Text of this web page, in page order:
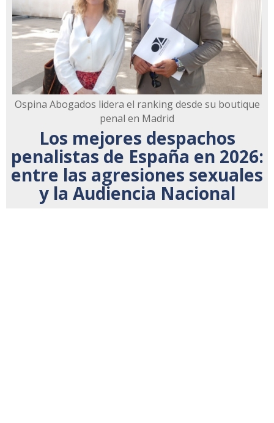
Ospina Abogados lidera el ranking desde su boutique
penal en Madrid
Los mejores despachos
penalistas de España en 2026:
entre las agresiones sexuales
y la Audiencia Nacional